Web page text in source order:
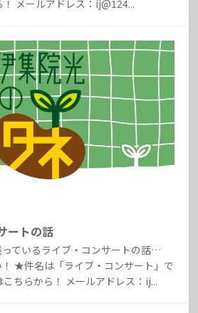
メールアドレス：ij@124...
ートの話
ているライブ・コンサートの話…
★件名は「ライブ・コンサート」で
ちらから！ メールアドレス：ij...